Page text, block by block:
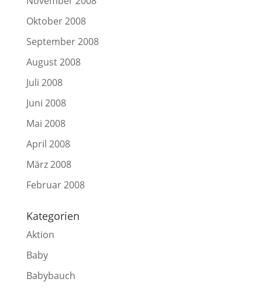
Oktober 2008
September 2008
August 2008
Juli 2008
Juni 2008
Mai 2008
April 2008
März 2008
Februar 2008
Kategorien
Aktion
Baby
Babybauch